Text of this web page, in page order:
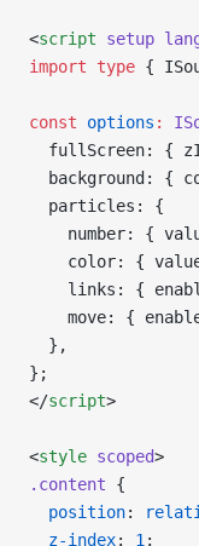
<script setup
import type {
const options :
fullScreen: {
background: {
  particles: {
number: {
color: {
links: {
move: {
  },
};
</script>
<style scoped>
.content {
  position
:
  z-index
: 1 ;